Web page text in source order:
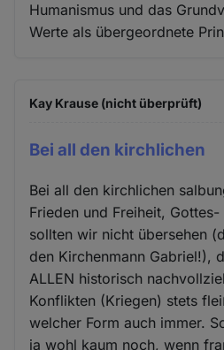
Humanismus und das
Werte als übergeordnete
Kay Krause (nicht überprüft)
Bei all den kirchlichen
Bei all den kirchlichen
Frieden und Freiheit,
sollten wir nicht übersehen
den Kirchenmann Gabriel!),
ALLEN historisch
Konflikten (Kriegen) stets
welcher Form auch immer.
ja wohl kaum noch, wenn